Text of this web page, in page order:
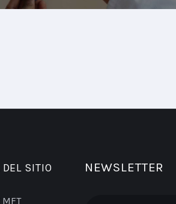
SITIO
MFT
NEWSLETTER